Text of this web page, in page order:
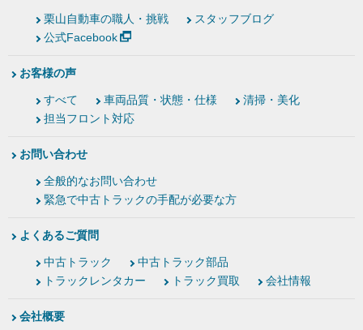
栗山自動車の職人・挑戦
スタッフブログ
公式Facebook
お客様の声
すべて 車両品質・状態・仕様
清掃・美化
担当フロント対応
お問い合わせ
全般的なお問い合わせ
緊急で中古トラックの手配が必要な方
よくあるご質問
中古トラック
中古トラック部品
トラックレンタカー
トラック買取 会社情報
会社概要